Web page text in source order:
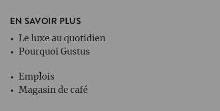
EN SAVOIR PLUS
Le luxe au quotidien
Pourquoi Gustus
Emplois
Magasin de café